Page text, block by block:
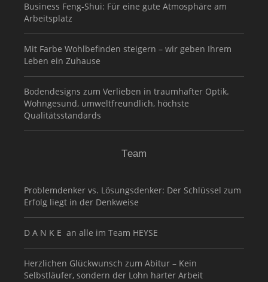
Business Feng-Shui: Für eine gute Atmosphäre am
Arbeitsplatz
Mit Farbe Wohlbefinden steigern – wir geben Ihrem
Leben ein Zuhause
Bodendesigns zum Verlieben in traumhafter Optik.
Wohngesund, umweltfreundlich, höchste
Qualitätsstandards
Team
Problemdenker vs. Lösungsdenker: Der Schlüssel zum
Erfolg liegt in der Denkweise
D A N K E an alle im Team HEYSE
Herzlichen Glückwunsch zum Abitur – Kein
Selbstläufer, sondern der Lohn harter Arbeit